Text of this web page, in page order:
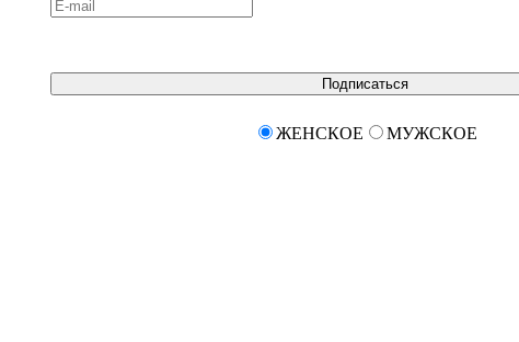
Подписаться
ЖЕНСКОЕ МУЖСКОЕ